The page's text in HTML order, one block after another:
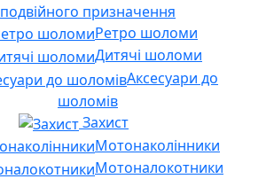
подвійного призначення
Ретро шоломи
Дитячі шоломи
Аксесуари до
шоломів
Захист
Мотонаколінники
Мотоналокотники